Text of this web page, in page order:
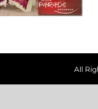
All